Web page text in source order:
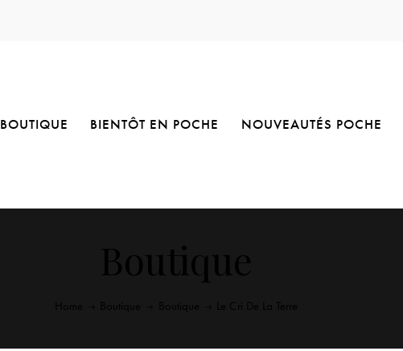
BOUTIQUE BIENTÔT EN POCHE NOUVEAUTÉS POCHE